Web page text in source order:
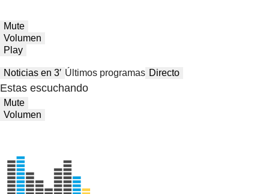
Mute
Volumen
Play
Noticias en 3′ Últimos programas Directo
Estas escuchando
Mute
Volumen